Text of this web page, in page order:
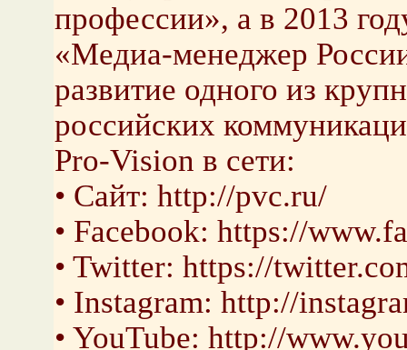
профессии», а в 2013
«Медиа-менеджер
развитие одного из
российских
Pro-Vision в сети:
• Сайт: http://pvc.ru/
• Facebook: https://
• Twitter: https://
• Instagram: http://
• YouTube: http://